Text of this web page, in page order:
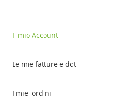
Il mio Account
Le mie fatture e ddt
I miei ordini